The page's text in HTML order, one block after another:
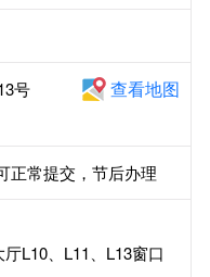
号
查看地图
正常提交，节后办理
L10、L11、L13窗口